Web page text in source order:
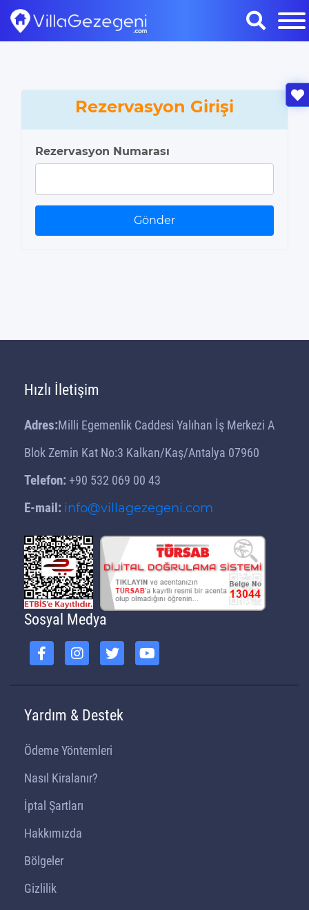
Rezervasyon Girişi
Rezervasyon Numarası
Gönder
Hızlı İletişim
Adres:Milli Egemenlik Caddesi Yalıhan İş Merkezi A
Blok Zemin Kat No:3 Kalkan/Kaş/Antalya 07960
Telefon: +90 532 069 00 43
E-mail: info@villagezegeni.com
Sosyal Medya
Yardım & Destek
Ödeme Yöntemleri
Nasıl Kiralanır?
İptal Şartları
Hakkımızda
Bölgeler
Gizlilik